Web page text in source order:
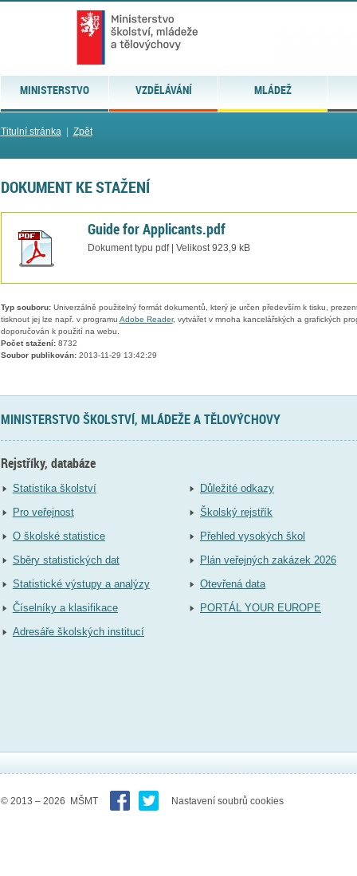
MINISTERSTVO VZDĚLÁVÁNÍ MLÁDEŽ
Titulní stránka| Zpět
DOKUMENT KE STAŽENÍ
Guide for Applicants.pdf
Dokument typu pdf | Velikost 923,9 kB
Typ souboru:Univerzálně použitelný formát dokumentů, který je určen především k tisku,
tisknout jej lze např. v programu Adobe Reader, vytvářet v mnoha kancelářských a grafických
doporučován k použití na webu.
Počet stažení:8732
Soubor publikován:2013-11-29 13:42:29
MINISTERSTVO ŠKOLSTVÍ, MLÁDEŽE A TĚLOVÝCHOVY
Rejstříky, databáze
Statistika školství
Pro veřejnost
O školské statistice
Sběry statistických dat
Statistické výstupy a analýzy
Číselníky a klasifikace
Adresáře školských institucí
Důležité odkazy
Školský rejstřík
Přehled vysokých škol
Plán veřejných zakázek 2026
Otevřená data
PORTÁL YOUR EUROPE
© 2013 – 2026 MŠMT Nastavení soubrů cookies